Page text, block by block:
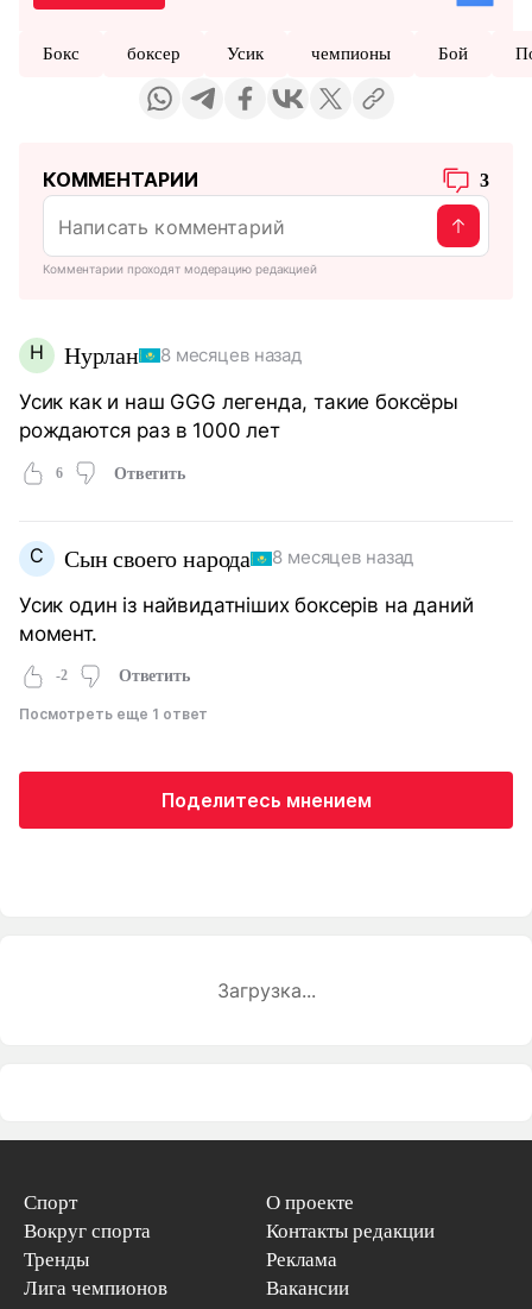
Бокс боксер Усик чемпионы Бой
КОММЕНТАРИИ 3
Комментарии проходят модерацию редакцией
Н Нурлан 8 месяцев назад
Усик как и наш GGG легенда, такие боксёры
рождаются раз в 1000 лет
6 Ответить
С Сын своего народа 8 месяцев назад
Усик один із найвидатніших боксерів на даний
момент.
-2 Ответить
Посмотреть еще 1 ответ
Поделитесь мнением
Загрузка...
Спорт
Вокруг спорта
Тренды
Лига чемпионов
О проекте
Контакты редакции
Реклама
Вакансии